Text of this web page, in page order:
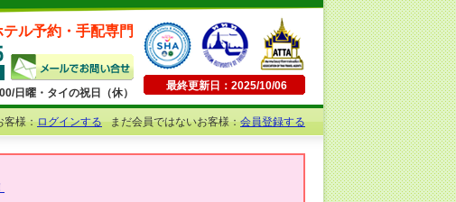
ル予約・手配専門
日曜・タイの祝日（休）
最終更新日：2025/10/06
客様：ログインするまだ会員ではないお客様：会員登録する